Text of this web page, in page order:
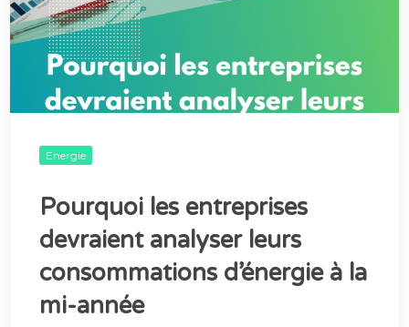
Energie
Pourquoi les entreprises
devraient analyser leurs
consommations d’énergie à la
mi-année